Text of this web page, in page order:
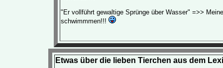
"Er vollführt gewaltige Sprünge über Wasser" =>>
schwimmmen!!!
Etwas über die lieben Tierchen aus dem